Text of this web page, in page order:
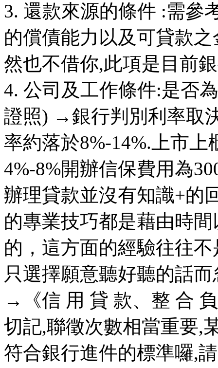
3. 還款來源的條件 :需
的償債能力以及可貸款
然也不借你,此項是目前
4. 公司及工作條件:是否
證照) →銀行判別利率取
率約落於8%-14%.上市
4%-8%開辦信保費用為
辦理貸款並沒有知識+的
的專業技巧都是藉由時
的，這方面的經驗往往
只選擇願意聽好聽的話
→《信 用 貸 款、整 合
切記,聯徵次數相當重要,
符合銀行進件的標準囉,